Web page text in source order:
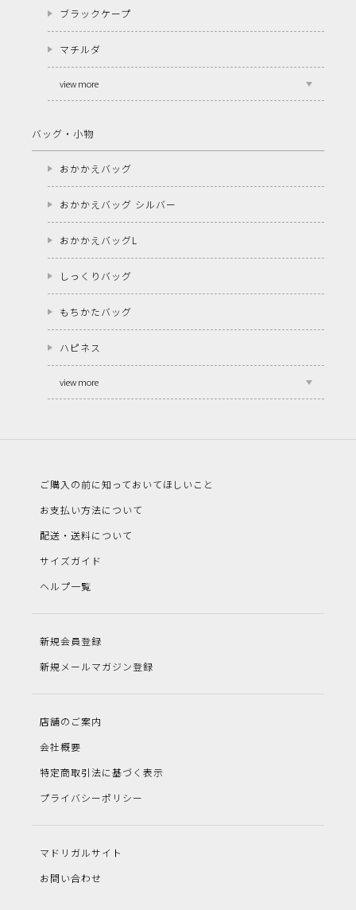
ブラックケープ
マチルダ
view more
バッグ・小物
おかかえバッグ
おかかえバッグ シルバー
おかかえバッグL
しっくりバッグ
もちかたバッグ
ハピネス
view more
ご購入の前に知っておいてほしいこと
お支払い方法について
配送・送料について
サイズガイド
ヘルプ一覧
新規会員登録
新規メールマガジン登録
店舗のご案内
会社概要
特定商取引法に基づく表示
プライバシーポリシー
マドリガルサイト
お問い合わせ